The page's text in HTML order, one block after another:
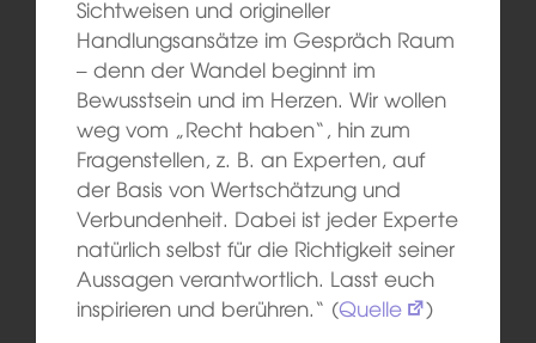
Sichtweisen und origineller
Handlungsansätze im Gespräch Raum
– denn der Wandel beginnt im
Bewusstsein und im Herzen. Wir wollen
weg vom „Recht haben“, hin zum
Fragenstellen, z. B. an Experten, auf
der Basis von Wertschätzung und
Verbundenheit. Dabei ist jeder Experte
natürlich selbst für die Richtigkeit seiner
Aussagen verantwortlich. Lasst euch
inspirieren und berühren.“ (Quelle )